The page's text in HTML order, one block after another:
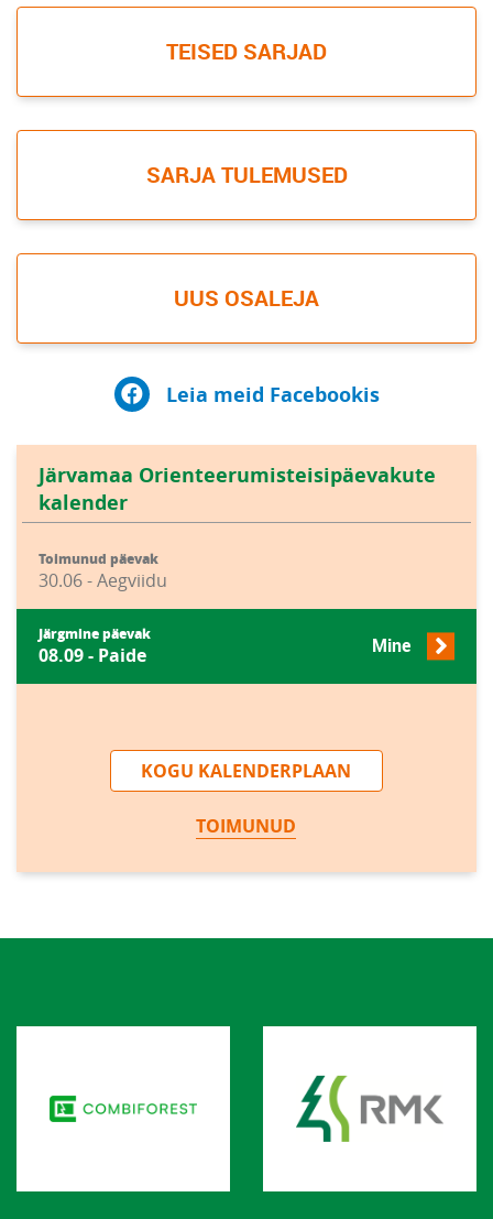
TEISED SARJAD
SARJA TULEMUSED
UUS OSALEJA
Leia meid Facebookis
Järvamaa Orienteerumisteisipäevakute
kalender
Toimunud päevak
30.06 - Aegviidu
Järgmine päevak
08.09 - Paide Mine
KOGU KALENDERPLAAN
TOIMUNUD